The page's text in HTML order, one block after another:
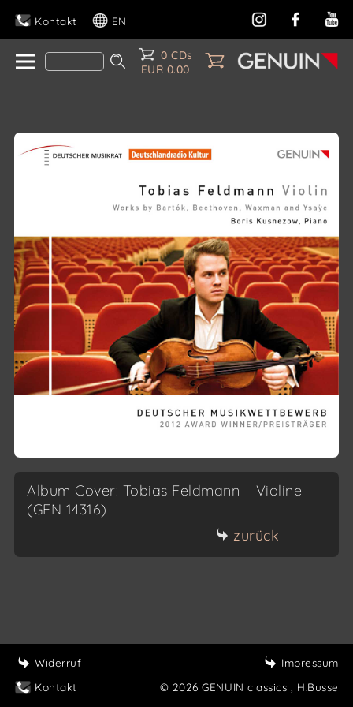
Kontakt EN
0 CDs
EUR 0.00
Album Cover: Tobias Feldmann – Violine
(GEN 14316)
zurück
Widerruf
Kontakt
Impressum
© 2026 GENUIN classics
, H.Busse